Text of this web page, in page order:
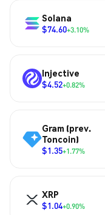
Solana
$74.60+3.10%
Injective
$4.52+0.82%
Gram (prev.
Toncoin)
$1.35+1.77%
XRP
$1.04+0.90%